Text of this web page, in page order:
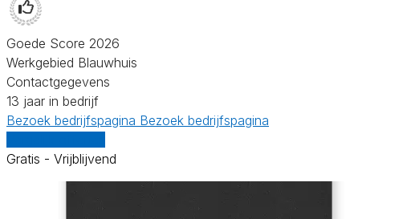
Goede Score 2026
Werkgebied Blauwhuis
Contactgegevens
13 jaar in bedrijf
Bezoek bedrijfspagina Bezoek bedrijfspagina
Gratis - Vrijblijvend